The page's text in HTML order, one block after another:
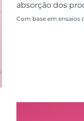
absorção dos
Com base em ensaios